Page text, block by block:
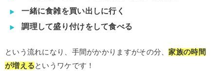
一緒に食雑を買い出しに行く
調理して盛り付けをして食べる
という流れになり、手間がかかりますがその分、家族の時間
が増えるというワケです！